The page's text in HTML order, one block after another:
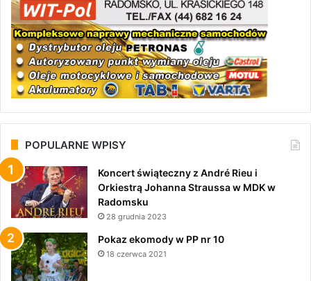
POPULARNE WPISY
Koncert świąteczny z André Rieu i
Orkiestrą Johanna Straussa w MDK w
Radomsku
28 grudnia 2023
Pokaz ekomody w PP nr 10
18 czerwca 2021